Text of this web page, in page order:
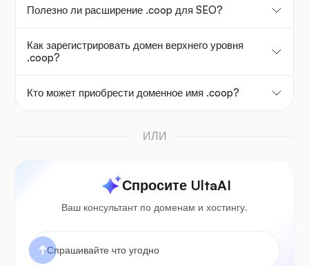
Полезно ли расширение .coop для SEO?
Как зарегистрировать домен верхнего уровня
.coop?
Кто может приобрести доменное имя .coop?
ИЛИ
Спросите UltaAI
Ваш консультант по доменам и хостингу.